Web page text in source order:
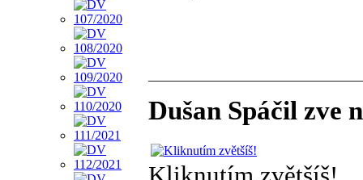
Dušan Spáčil zve